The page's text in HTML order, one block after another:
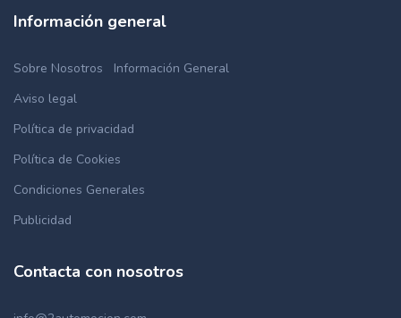
Información general
Sobre Nosotros
Información General
Aviso legal
Política de privacidad
Política de Cookies
Condiciones Generales
Publicidad
Contacta con nosotros